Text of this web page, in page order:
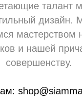
талант
дизайн.
мастерством
и нашей
совершенству.